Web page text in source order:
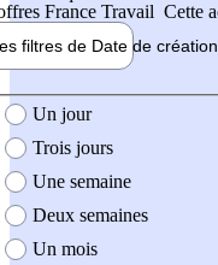
France Travail Cette
filtres de Date de création
création de l'offre
Un jour
Trois jours
Une semaine
Deux semaines
Un mois